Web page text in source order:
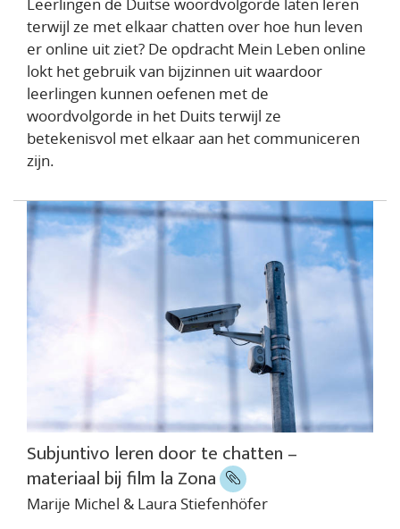
Leerlingen de Duitse woordvolgorde laten leren
terwijl ze met elkaar chatten over hoe hun leven
er online uit ziet? De opdracht Mein Leben online
lokt het gebruik van bijzinnen uit waardoor
leerlingen kunnen oefenen met de
woordvolgorde in het Duits terwijl ze
betekenisvol met elkaar aan het communiceren
zijn.
Subjuntivo leren door te chatten –
materiaal bij film la Zona
Marije Michel & Laura Stiefenhöfer